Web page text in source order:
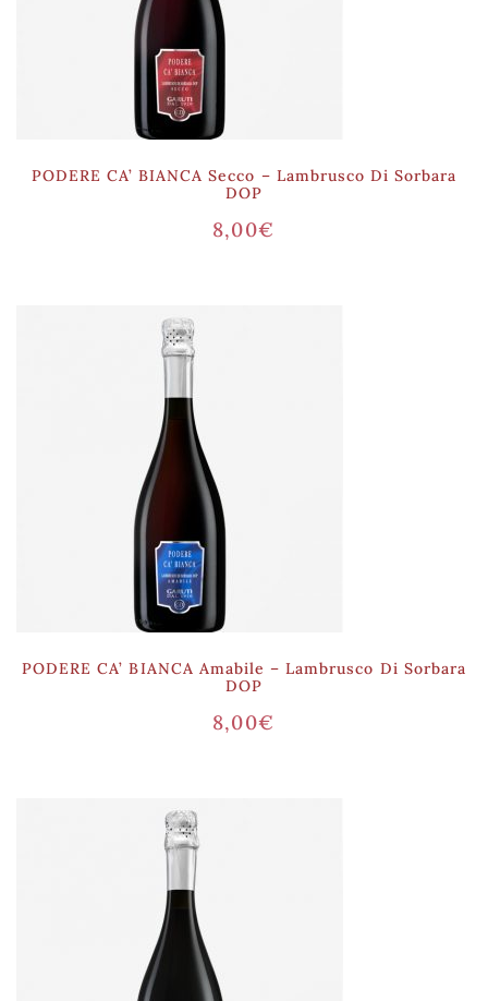
PODERE CA’ BIANCA Secco – Lambrusco Di Sorbara
DOP
8,00€
PODERE CA’ BIANCA Amabile – Lambrusco Di Sorbara
DOP
8,00€